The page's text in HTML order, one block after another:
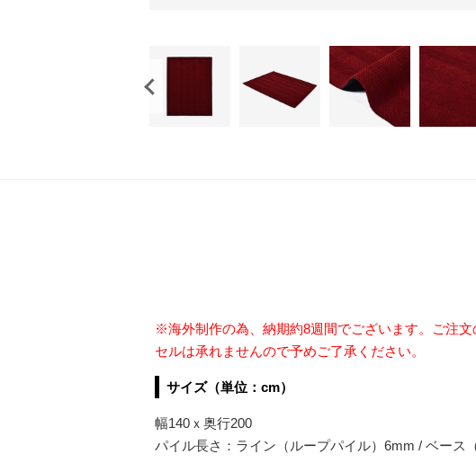
※海外制作の為、納期約8週間でございます。ご注
セルは承れませんので予めご了承ください。
サイズ（単位：cm）
幅140ｘ奥行200
パイル長さ：ライン（ループパイル）6mm / ベース